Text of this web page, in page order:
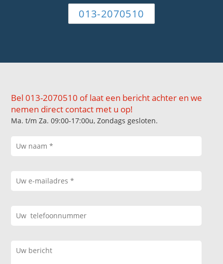
013-2070510
Bel 013-2070510 of laat een bericht achter en we
nemen direct contact met u op!
Ma. t/m Za. 09:00-17:00u, Zondags gesloten.